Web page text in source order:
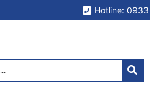
Hotline: